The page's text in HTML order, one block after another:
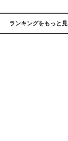
ランキングをもっと